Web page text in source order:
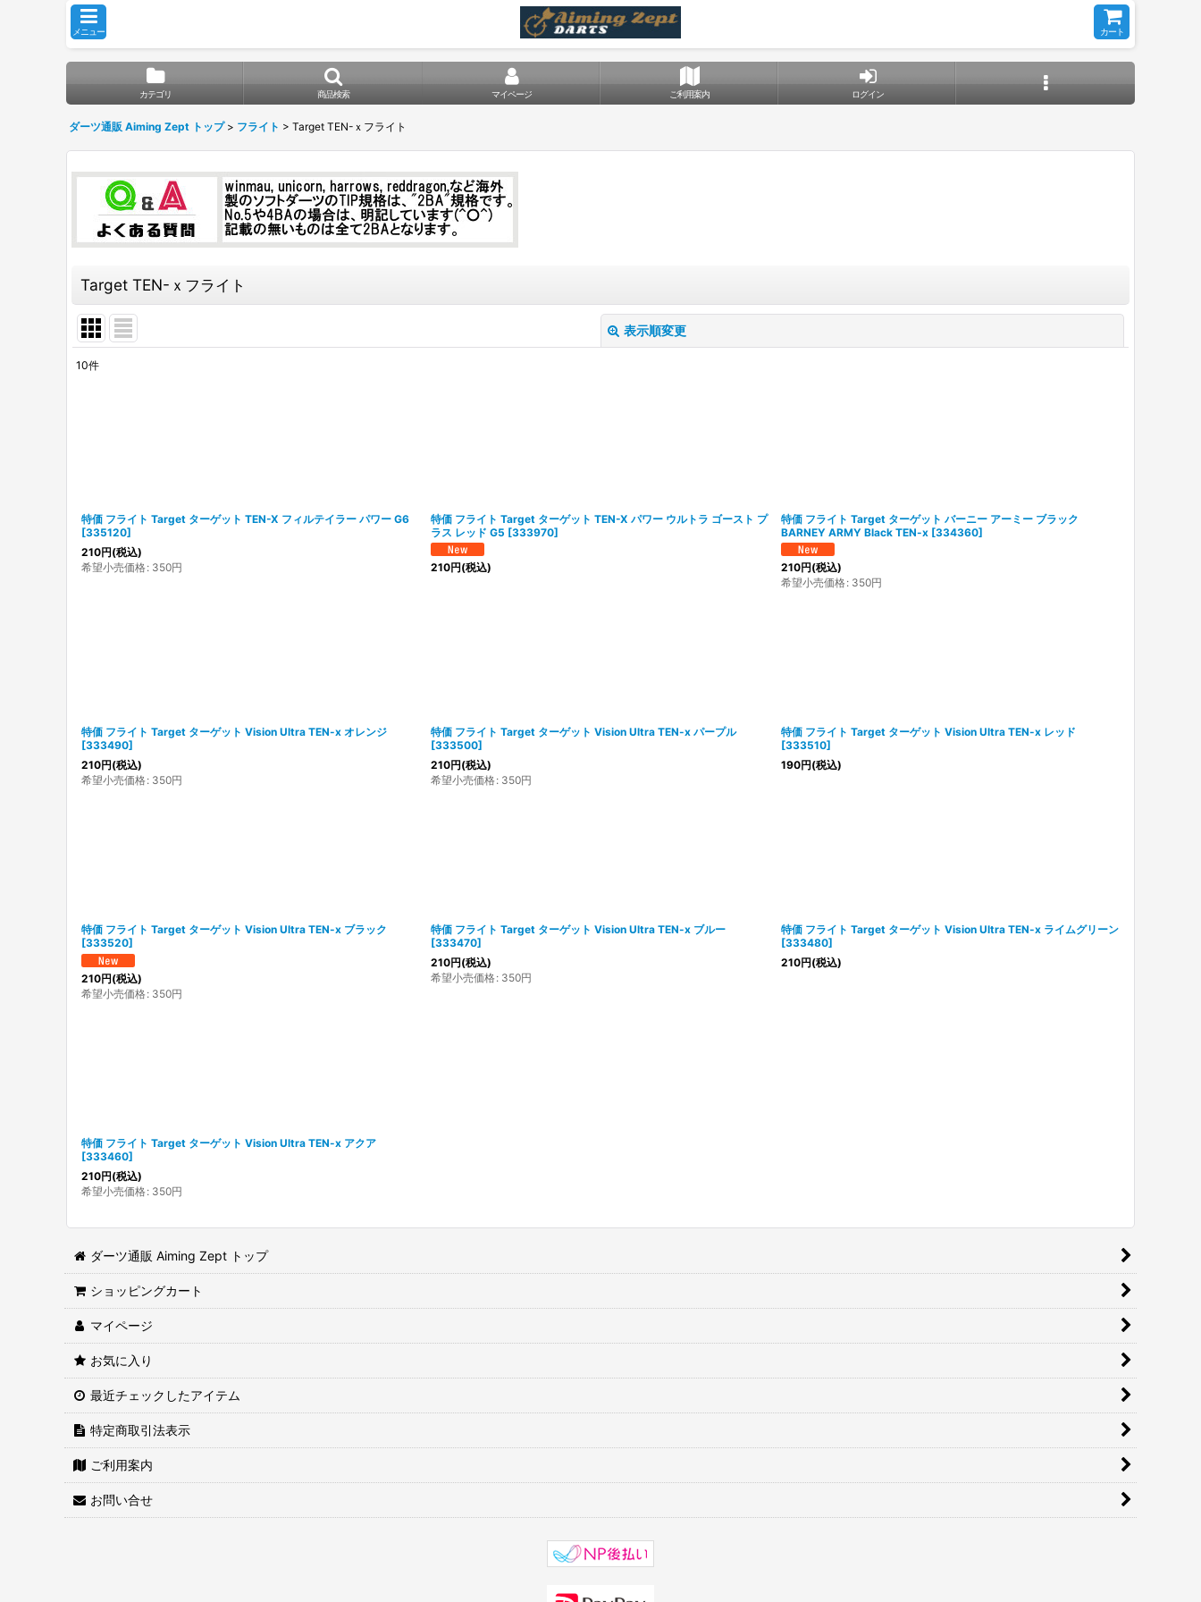
メニュー カート
カテゴリ 商品検索 マイページ ご利用案内 ログイン
ダーツ通販 Aiming Zept トップ > フライト > Target TEN-ｘフライト
Target TEN-ｘフライト
表示順変更
10件
特価 フライト Target ターゲット TEN-X フィルテイラー パワー G6
[335120]
210円(税込)
希望小売価格: 350円
特価 フライト Target ターゲット TEN-X パワー ウルトラ ゴースト プ
ラス レッド G5 [333970]
210円(税込)
特価 フライト Target ターゲット バーニー アーミー ブラック
BARNEY ARMY Black TEN-x [334360]
210円(税込)
希望小売価格: 350円
特価 フライト Target ターゲット Vision Ultra TEN-x オレンジ
[333490]
210円(税込)
希望小売価格: 350円
特価 フライト Target ターゲット Vision Ultra TEN-x パープル
[333500]
210円(税込)
希望小売価格: 350円
特価 フライト Target ターゲット Vision Ultra TEN-x レッド
[333510]
190円(税込)
特価 フライト Target ターゲット Vision Ultra TEN-x ブラック
[333520]
210円(税込)
希望小売価格: 350円
特価 フライト Target ターゲット Vision Ultra TEN-x ブルー
[333470]
210円(税込)
希望小売価格: 350円
特価 フライト Target ターゲット Vision Ultra TEN-x ライムグリーン
[333480]
210円(税込)
特価 フライト Target ターゲット Vision Ultra TEN-x アクア
[333460]
210円(税込)
希望小売価格: 350円
ダーツ通販 Aiming Zept トップ
ショッピングカート
マイページ
お気に入り
最近チェックしたアイテム
特定商取引法表示
ご利用案内
お問い合せ